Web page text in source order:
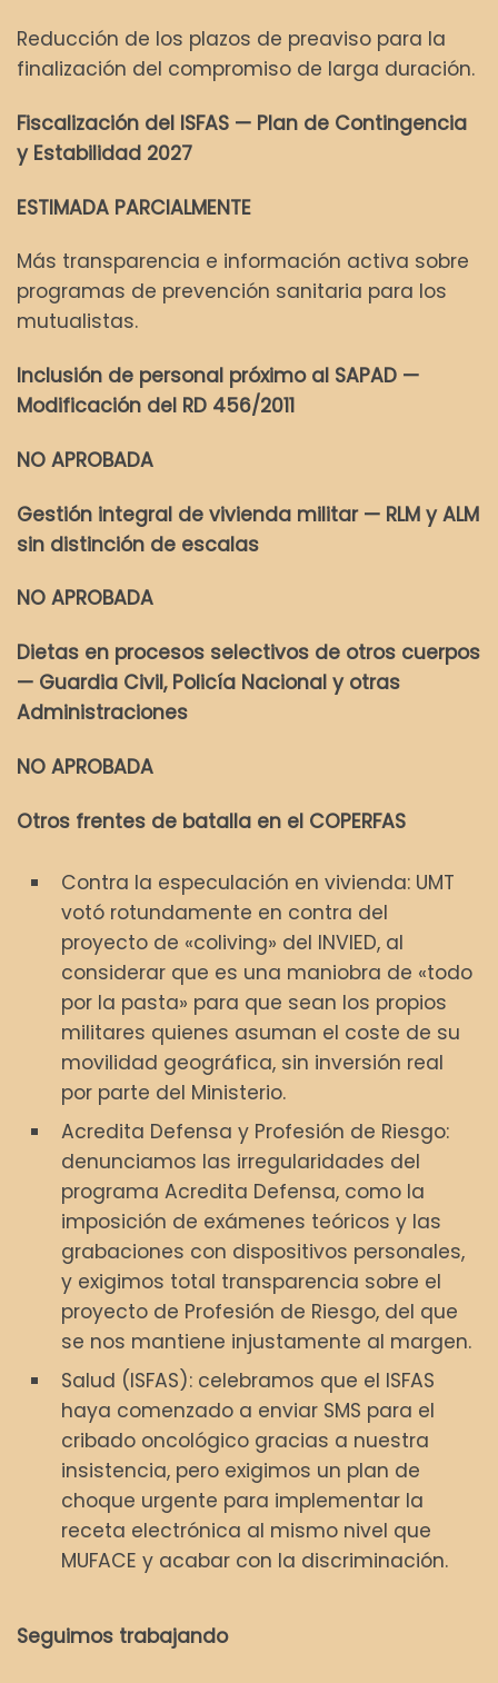
Reducción de los plazos de preaviso para la
finalización del compromiso de larga duración.
Fiscalización del ISFAS — Plan de Contingencia
y Estabilidad 2027
ESTIMADA PARCIALMENTE
Más transparencia e información activa sobre
programas de prevención sanitaria para los
mutualistas.
Inclusión de personal próximo al SAPAD —
Modificación del RD 456/2011
NO APROBADA
Gestión integral de vivienda militar — RLM y ALM
sin distinción de escalas
NO APROBADA
Dietas en procesos selectivos de otros cuerpos
— Guardia Civil, Policía Nacional y otras
Administraciones
NO APROBADA
Otros frentes de batalla en el COPERFAS
Contra la especulación en vivienda: UMT
votó rotundamente en contra del
proyecto de «coliving» del INVIED, al
considerar que es una maniobra de «todo
por la pasta» para que sean los propios
militares quienes asuman el coste de su
movilidad geográfica, sin inversión real
por parte del Ministerio.
Acredita Defensa y Profesión de Riesgo:
denunciamos las irregularidades del
programa Acredita Defensa, como la
imposición de exámenes teóricos y las
grabaciones con dispositivos personales,
y exigimos total transparencia sobre el
proyecto de Profesión de Riesgo, del que
se nos mantiene injustamente al margen.
Salud (ISFAS): celebramos que el ISFAS
haya comenzado a enviar SMS para el
cribado oncológico gracias a nuestra
insistencia, pero exigimos un plan de
choque urgente para implementar la
receta electrónica al mismo nivel que
MUFACE y acabar con la discriminación.
Seguimos trabajando